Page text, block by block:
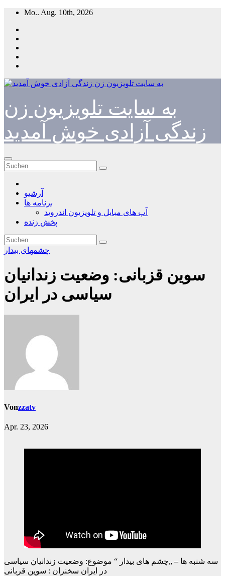
Zum
springen
Mo.. Aug. 10th, 2026
به سایت تلویزیون زن
زندگی آزادی خوش آمدید
آرشیو
برنامه ها
آپ های مبایل و تلویزیون اندروید
پخش زنده
چشمهای بیدار
سوین قزبانی: وضعیت زندانیان
سیاسی در ایران
Vonzzatv
Apr. 23, 2026
سه شنبه ها – „چشم های بیدار “ موضوع: وضعیت زندانیان سیاسی
در ایران سخنران : سوین قربانی